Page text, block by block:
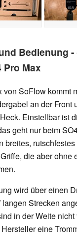
Bedienung -
Pro Max
von SoFlow kommt
an der Front
Einstellbar ist
geht nur beim
breites,
die aber ohne
wird über einen
Strecken
in der Weite
eine